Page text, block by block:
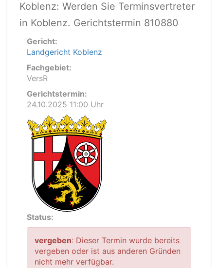
Koblenz: Werden Sie Terminsvertreter
in Koblenz. Gerichtstermin 810880
Gericht:
Landgericht Koblenz
Fachgebiet:
VersR
Gerichtstermin:
24.10.2025 11:00 Uhr
Status:
vergeben: Dieser Termin wurde bereits
vergeben oder ist aus anderen Gründen
nicht mehr verfügbar.